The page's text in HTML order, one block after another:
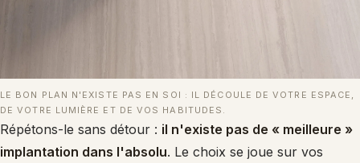
LE BON PLAN N'EXISTE PAS EN SOI : IL DÉCOULE DE VOTRE ESPACE,
DE VOTRE LUMIÈRE ET DE VOS HABITUDES.
Répétons-le sans détour : il n'existe pas de « meilleure »
implantation dans l'absolu. Le choix se joue sur vos